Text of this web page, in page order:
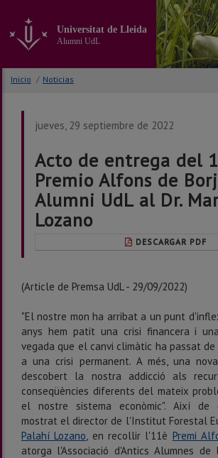
contenido
principal
Universitat de Lleida
Alumni UdL
Inicio / Noticias
jueves, 29 septiembre de 2022
Acto de entrega del
Premio Alfons de
Alumni UdL al Dr.
Lozano
DESCARGAR PDF
(Article de Premsa UdL - 29/09/2022)
"El nostre mon ha arribat a un punt
anys hem patit una crisi financera i
vegada que el canvi climàtic ha passat de
a una crisi permanent. A més, una
descobert la nostra addicció als
conseqüències diferents del mateix
el nostre sistema econòmic". Així de
mostrat el director de l'Institut Forestal
Palahí Lozano, en recollir l'11è Premi
atorga l'Associació d'Antics Alumnes